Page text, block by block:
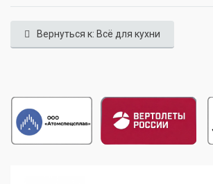
Вернуться к: Всё для кухни